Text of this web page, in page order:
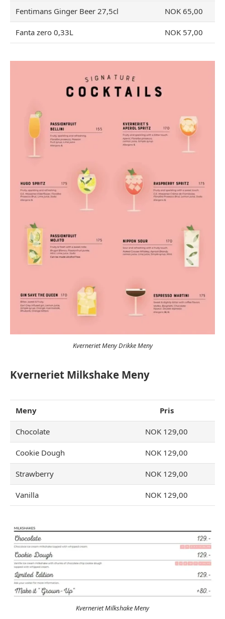
Fentimans Ginger Beer 27,5cl NOK 65,00
Fanta zero 0,33L NOK 57,00
Kverneriet Meny Drikke Meny
Kverneriet Milkshake Meny
Meny Pris
Chocolate NOK 129,00
Cookie Dough NOK 129,00
Strawberry NOK 129,00
Vanilla NOK 129,00
Kverneriet Milkshake Meny